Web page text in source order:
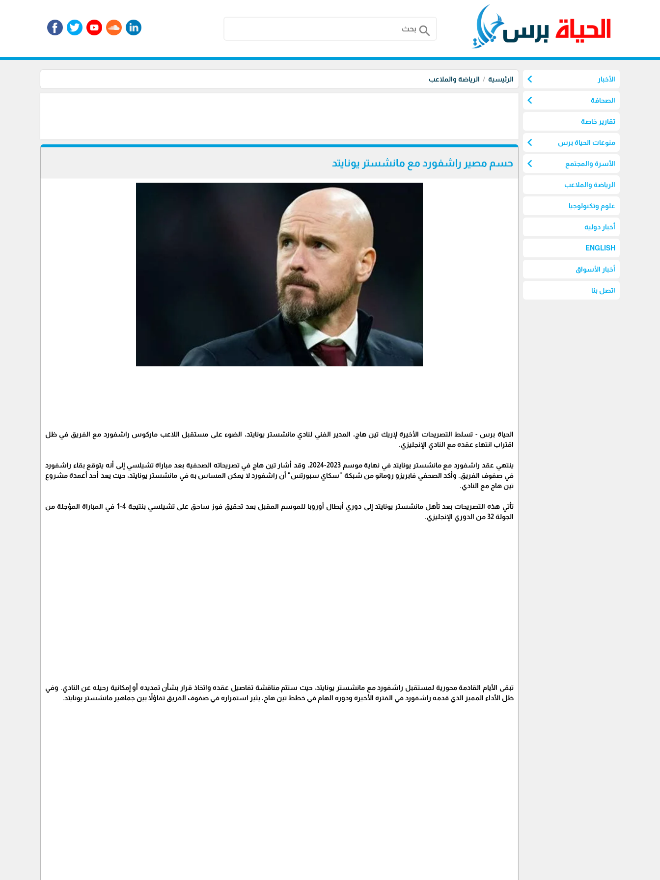
search
الأخبار chevron_left
الصحافة chevron_left
تقارير خاصة
منوعات الحياة برس chevron_left
الأسرة والمجتمع chevron_left
الرياضة والملاعب
علوم وتكنولوجيا
أخبار دولية
ENGLISH
أخبار الأسواق
اتصل بنا
الرئيسية الرياضة والملاعب
حسم مصير راشفورد مع مانشستر يونايتد
الحياة برس - تسلط التصريحات الأخيرة لإريك تين هاج، المدير الفني لنادي مانشستر يونايتد، الضوء على مستقبل اللاعب ماركوس راشفورد مع الفريق في ظل
اقتراب انتهاء عقده مع النادي الإنجليزي.
ينتهي عقد راشفورد مع مانشستر يونايتد في نهاية موسم 2023-2024، وقد أشار تين هاج في تصريحاته الصحفية بعد مباراة تشيلسي إلى أنه يتوقع بقاء راشفورد
في صفوف الفريق. وأكد الصحفي فابريزو رومانو من شبكة "سكاي سبورتس" أن راشفورد لا يمكن المساس به في مانشستر يونايتد، حيث يعد أحد أعمدة مشروع
تين هاج مع النادي.
تأتي هذه التصريحات بعد تأهل مانشستر يونايتد إلى دوري أبطال أوروبا للموسم المقبل بعد تحقيق فوز ساحق على تشيلسي بنتيجة 4-1 في المباراة المؤجلة من
الجولة 32 من الدوري الإنجليزي.
تبقى الأيام القادمة محورية لمستقبل راشفورد مع مانشستر يونايتد، حيث ستتم مناقشة تفاصيل عقده واتخاذ قرار بشأن تمديده أو إمكانية رحيله عن النادي. وفي
ظل الأداء المميز الذي قدمه راشفورد في الفترة الأخيرة ودوره الهام في خطط تين هاج، يثير استمراره في صفوف الفريق تفاؤلاً بين جماهير مانشستر يونايتد.